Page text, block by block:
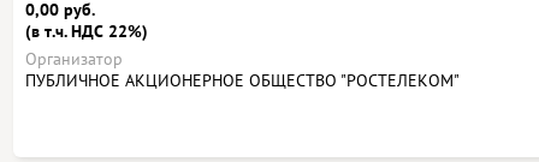
0,00 руб.
(в т.ч. НДС 22%)
Организатор
ПУБЛИЧНОЕ АКЦИОНЕРНОЕ ОБЩЕСТВО "РОСТЕЛЕКОМ"